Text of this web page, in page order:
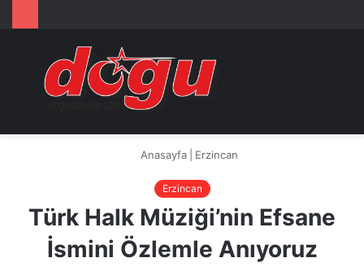
Arama
...
Anasayfa Erzincan
Erzincan
Türk Halk Müziği’nin Efsane
İsmini Özlemle Anıyoruz